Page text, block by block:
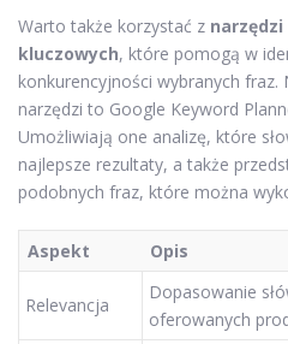
Warto także korzystać z narzędzi
kluczowych, które pomogą w
konkurencyjności wybranych fraz.
narzędzi to Google Keyword
Umożliwiają one analizę, które
najlepsze rezultaty, a także
podobnych fraz, które można
Aspekt Opis
Relevancja
Dopasowanie
oferowanych